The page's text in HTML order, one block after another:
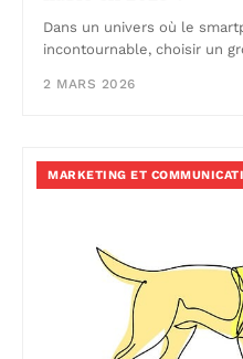
Dans un univers où le
incontournable, choisir un
2 MARS 2026
MARKETING ET